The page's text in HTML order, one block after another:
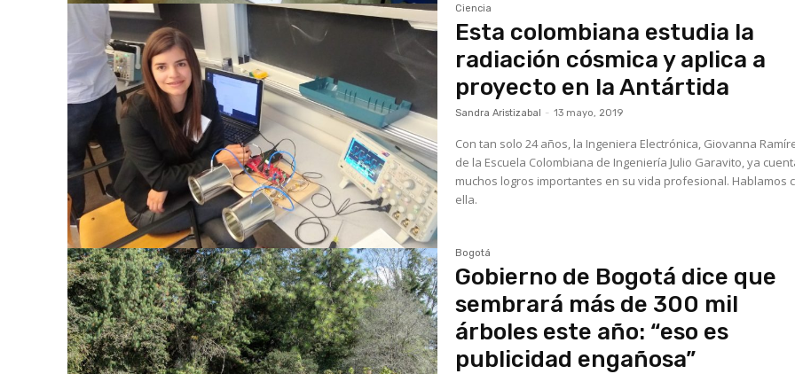
Ciencia
Esta colombiana estudia la
radiación cósmica y aplica a
proyecto en la Antártida
Sandra Aristizabal - 13 mayo, 2019
Con tan solo 24 años, la Ingeniera Electrónica, Giovanna
de la Escuela Colombiana de Ingeniería Julio Garavito, ya
muchos logros importantes en su vida profesional. Hablamos
ella.
Bogotá
Gobierno de Bogotá dice que
sembrará más de 300 mil
árboles este año: “eso es
publicidad engañosa”